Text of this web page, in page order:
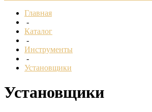
Главная
-
Каталог
-
Инструменты
-
Установщики
Установщики